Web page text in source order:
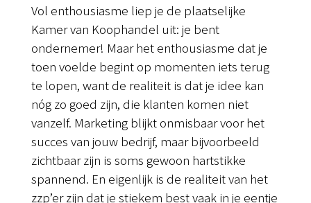
Vol enthousiasme liep je de plaatselijke
Kamer van Koophandel uit: je bent
ondernemer! Maar het enthousiasme dat je
toen voelde begint op momenten iets terug
te lopen, want de realiteit is dat je idee kan
nóg zo goed zijn, die klanten komen niet
vanzelf. Marketing blijkt onmisbaar voor het
succes van jouw bedrijf, maar bijvoorbeeld
zichtbaar zijn is soms gewoon hartstikke
spannend. En eigenlijk is de realiteit van het
zzp’er zijn dat je stiekem best vaak in je eentje